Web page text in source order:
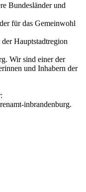
Bundesländer und
für das Gemeinwohl
Hauptstadtregion
Wir sind einer der
und Inhabern der
inbrandenburg.